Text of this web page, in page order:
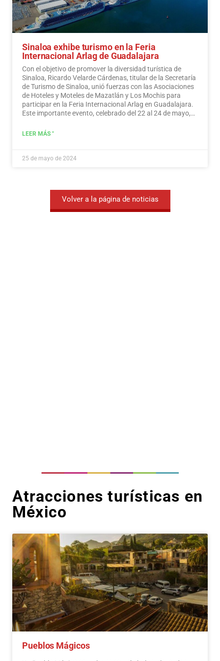
Sinaloa exhibe turismo en la Feria
Internacional Arlag de Guadalajara
Con el objetivo de promover la diversidad turística de
Sinaloa, Ricardo Velarde Cárdenas, titular de la Secretaría
de Turismo de Sinaloa, unió fuerzas con las Asociaciones
de Hoteles y Moteles de Mazatlán y Los Mochis para
participar en la Feria Internacional Arlag en Guadalajara.
Este importante evento, celebrado del 22 al 24 de mayo,
Leer más
LEER MÁS "
25 de mayo de 2024
Volver a la página de noticias
Atracciones turísticas en
México
Pueblos Mágicos